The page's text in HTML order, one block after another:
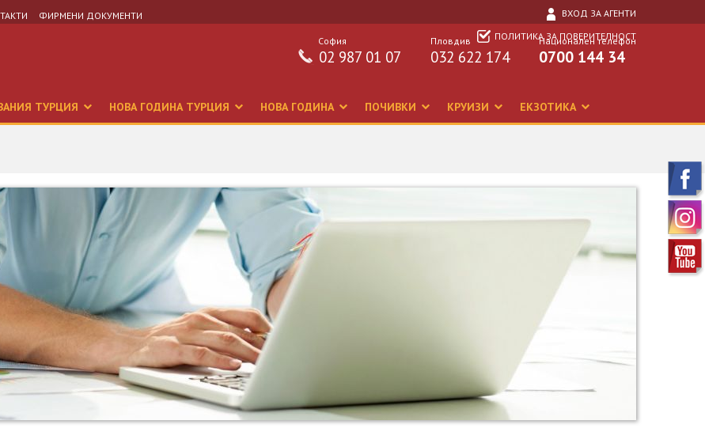
ФИРМЕНИ ДОКУМЕНТИ
ВХОД ЗА АГЕНТИ
ПОЛИТИКА ЗА ПОВЕРИТЕЛНОСТ
Национален телефон
0700 144 34
Пловдив
032 622 174
София
02 987 01 07
ТУРЦИЯ НОВА ГОДИНА ТУРЦИЯ НОВА ГОДИНА ПОЧИВКИ КРУИЗИ ЕКЗОТИКА